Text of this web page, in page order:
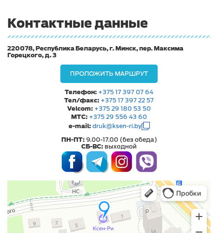
Контактные данные
220078, Республика Беларусь, г. Минск, пер. Максима
Горецкого, д. 3
ПРОЛОЖИТЬ МАРШРУТ
Телефон: +375 17 397 07 64
Тел/факс: +375 17 397 22 57
Velcom: +375 29 180 53 50
МТС: +375 29 556 43 60
e-mail: druk@ksen-ri.by
ПН-ПТ:9.00-17.00 (без обеда)
СБ-ВС: выходной